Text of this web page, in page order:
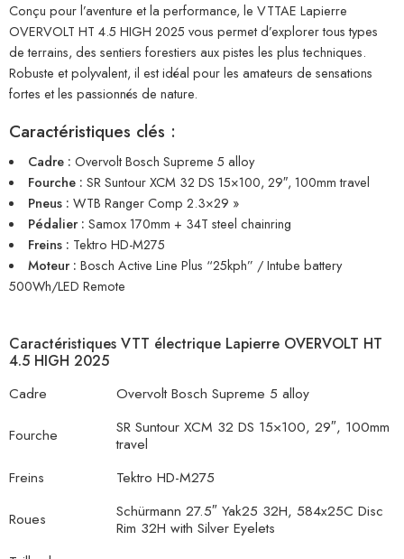
Conçu pour l’aventure et la performance, le VTTAE Lapierre
OVERVOLT HT 4.5 HIGH 2025 vous permet d’explorer tous types
de terrains, des sentiers forestiers aux pistes les plus techniques.
Robuste et polyvalent, il est idéal pour les amateurs de sensations
fortes et les passionnés de nature.
Caractéristiques clés :
Cadre : Overvolt Bosch Supreme 5 alloy
Fourche : SR Suntour XCM 32 DS 15×100, 29″, 100mm travel
Pneus : WTB Ranger Comp 2.3×29 »
Pédalier : Samox 170mm + 34T steel chainring
Freins : Tektro HD-M275
Moteur : Bosch Active Line Plus “25kph” / Intube battery
500Wh/LED Remote
Caractéristiques VTT électrique Lapierre OVERVOLT HT
4.5 HIGH 2025
Cadre
Overvolt Bosch Supreme 5 alloy
Fourche
SR Suntour XCM 32 DS 15×100, 29″, 100mm
travel
Freins
Tektro HD-M275
Roues
Schürmann 27.5″ Yak25 32H, 584x25C Disc
Rim 32H with Silver Eyelets